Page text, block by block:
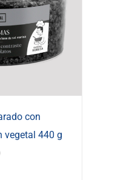
con
vegetal 440 g